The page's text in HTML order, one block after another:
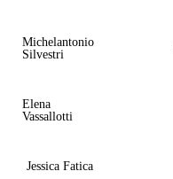
Michelantonio
Silvestri
Elena
Vassallotti
Jessica Fatica